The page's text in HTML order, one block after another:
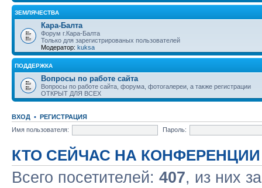
ЗЕМЛЯЧЕСТВА
Кара-Балта
Форум г.Кара-Балта
Только для зарегистрированых пользователей
Модератор: kuksa
ПОДДЕРЖКА
Вопросы по работе сайта
Вопросы по работе сайта, форума, фотогалереи, а также регистрации
ОТКРЫТ ДЛЯ ВСЕХ
ВХОД • РЕГИСТРАЦИЯ
Имя пользователя:
Пароль:
КТО СЕЙЧАС НА КОНФЕРЕНЦИИ
Всего посетителей: 407, из них